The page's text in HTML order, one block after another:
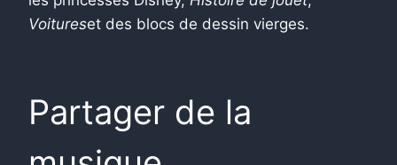
Voitureset des blocs de dessin vierges.
Partager de la